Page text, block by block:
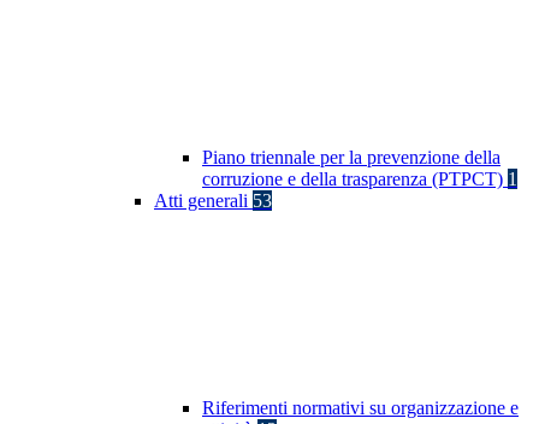
Piano triennale per la prevenzione della
corruzione e della trasparenza (PTPCT) 1
Atti generali 53
Riferimenti normativi su organizzazione e